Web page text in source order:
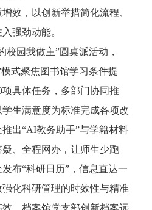
效，以创新举措简化流程、
强劲动能。
校园我做主”圆桌派活动，
式聚焦图书馆学习条件提
具体任务，多部门协同推
生满意度为标准完成各项改
出“AI教务助手”与学籍材料
、全程网办，让师生少跑
布“科研日历”，信息直达一
化科研管理的时效性与精准
。档案馆党支部创新档案远